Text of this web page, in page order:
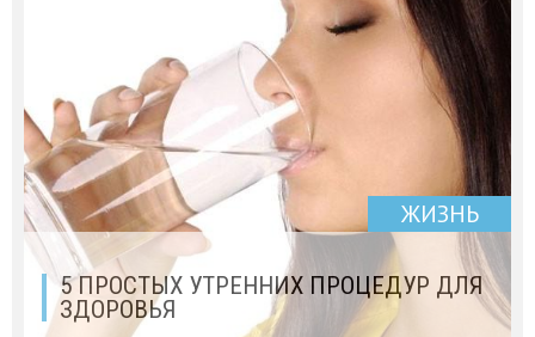
ЖИЗНЬ
5 ПРОСТЫХ УТРЕННИХ ПРОЦЕДУР ДЛЯ
ЗДОРОВЬЯ